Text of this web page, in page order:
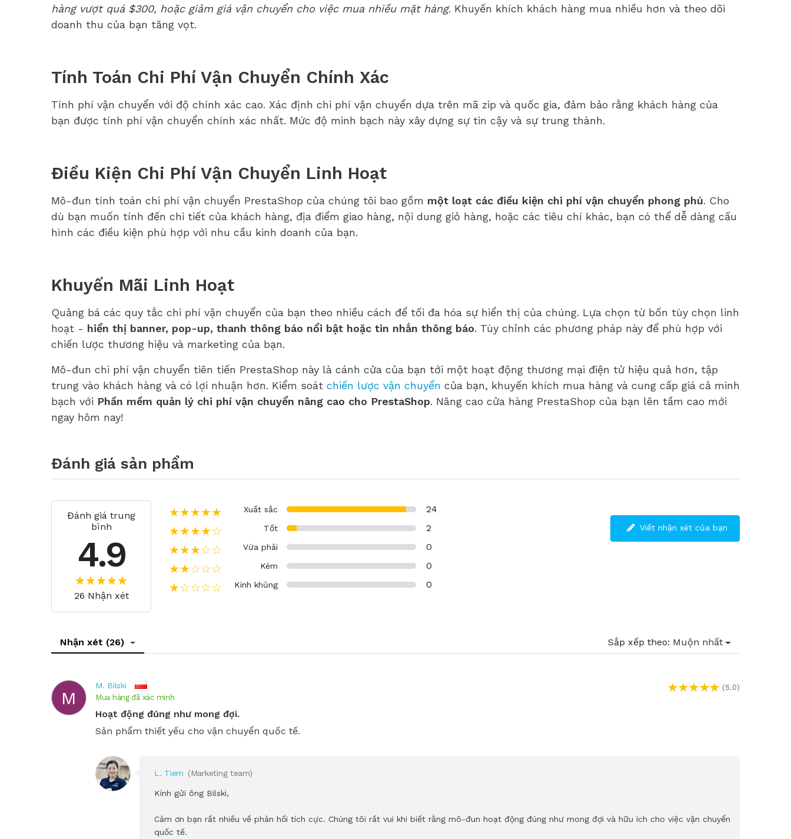
hàng vượt quá $300, hoặc giảm giá vận chuyển cho việc mua nhiều mặt hàng. Khuyến khích khách hàng mua nhiều hơn và theo dõi
doanh thu của bạn tăng vọt.
Tính Toán Chi Phí Vận Chuyển Chính Xác
Tính phí vận chuyển với độ chính xác cao. Xác định chi phí vận chuyển dựa trên mã zip và quốc gia, đảm bảo rằng khách hàng của
bạn được tính phí vận chuyển chính xác nhất. Mức độ minh bạch này xây dựng sự tin cậy và sự trung thành.
Điều Kiện Chi Phí Vận Chuyển Linh Hoạt
Mô-đun tính toán chi phí vận chuyển PrestaShop của chúng tôi bao gồm một loạt các điều kiện chi phí vận chuyển phong phú. Cho
dù bạn muốn tính đến chi tiết của khách hàng, địa điểm giao hàng, nội dung giỏ hàng, hoặc các tiêu chí khác, bạn có thể dễ dàng cấu
hình các điều kiện phù hợp với nhu cầu kinh doanh của bạn.
Khuyến Mãi Linh Hoạt
Quảng bá các quy tắc chi phí vận chuyển của bạn theo nhiều cách để tối đa hóa sự hiển thị của chúng. Lựa chọn từ bốn tùy chọn linh
hoạt - hiển thị banner, pop-up, thanh thông báo nổi bật hoặc tin nhắn thông báo. Tùy chỉnh các phương pháp này để phù hợp với
chiến lược thương hiệu và marketing của bạn.
Mô-đun chi phí vận chuyển tiên tiến PrestaShop này là cánh cửa của bạn tới một hoạt động thương mại điện tử hiệu quả hơn, tập
trung vào khách hàng và có lợi nhuận hơn. Kiểm soát chiến lược vận chuyển của bạn, khuyến khích mua hàng và cung cấp giá cả minh
bạch với Phần mềm quản lý chi phí vận chuyển nâng cao cho PrestaShop. Nâng cao cửa hàng PrestaShop của bạn lên tầm cao mới
ngay hôm nay!
Đánh giá sản phẩm
Đánh giá trung
bình
4.9
26 Nhận xét
★★★★★ Xuất sắc 24
★★★★☆ Tốt 2
★★★☆☆ Vừa phải 0
★★☆☆☆ Kém 0
★☆☆☆☆ Kinh khủng 0
Viết nhận xét của bạn
Nhận xét (26) Sắp xếp theo: Muộn nhất
M
M. Bilski
Mua hàng đã xác minh
(5.0)
Hoạt động đúng như mong đợi.
Sản phẩm thiết yếu cho vận chuyển quốc tế.
L. Tiem (Marketing team)
Kính gửi ông Bilski,
Cảm ơn bạn rất nhiều về phản hồi tích cực. Chúng tôi rất vui khi biết rằng mô-đun hoạt động đúng như mong đợi và hữu ích cho việc vận chuyển
quốc tế.